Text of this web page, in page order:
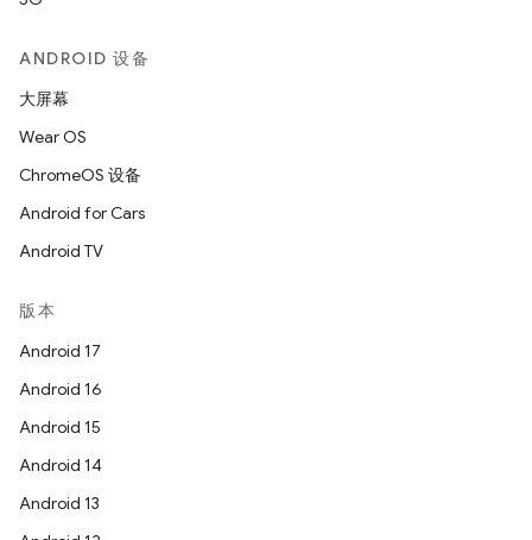
ANDROID 设备
大屏幕
Wear OS
ChromeOS 设备
Android for Cars
Android TV
版本
Android 17
Android 16
Android 15
Android 14
Android 13